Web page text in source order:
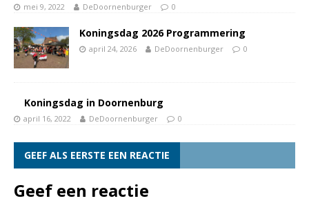
mei 9, 2022 DeDoornenburger 0
Koningsdag 2026 Programmering
april 24, 2026 DeDoornenburger 0
Koningsdag in Doornenburg
april 16, 2022 DeDoornenburger 0
GEEF ALS EERSTE EEN REACTIE
Geef een reactie